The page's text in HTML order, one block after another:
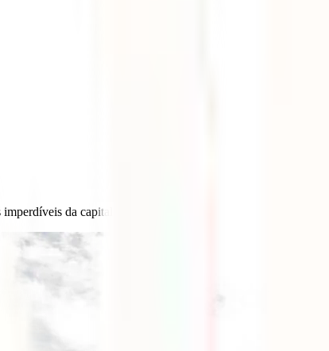
da capital chinesa.